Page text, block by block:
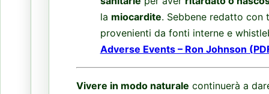
la miocardite. Sebbene redatto
provenienti da fonti interne e
Adverse Events – Ron Johnson
Vivere in modo naturale continuerà a